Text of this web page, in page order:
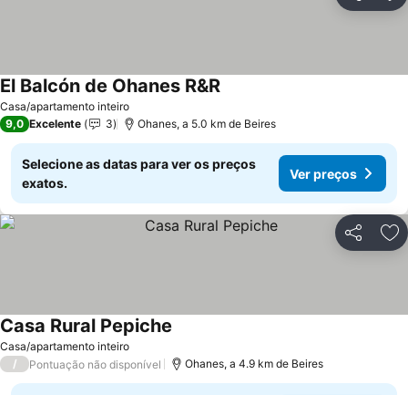
Casa/apartamento inteiro
El Balcón de Ohanes R&R
9,0 Excelente 3 Ohanes, a 5.0 km de Beires
Selecione as datas para ver os preços
exatos.
Ver preços
Partilhar
Casa/apartamento inteiro
Casa Rural Pepiche
/ Pontuação não disponível Ohanes, a 4.9 km de Beires